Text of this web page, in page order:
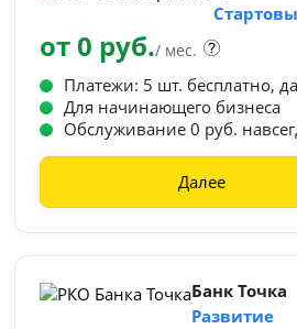
от 0 руб./ мес.
Платежи: 5 шт. бесплатно,
Для начинающего бизнеса
Обслуживание 0 руб.
Далее
Банк Точка
Развитие